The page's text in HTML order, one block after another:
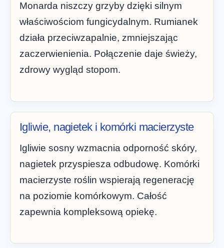
Monarda niszczy grzyby dzięki silnym
właściwościom fungicydalnym. Rumianek
działa przeciwzapalnie, zmniejszając
zaczerwienienia. Połączenie daje świeży,
zdrowy wygląd stopom.
Igliwie, nagietek i komórki macierzyste
Igliwie sosny wzmacnia odporność skóry,
nagietek przyspiesza odbudowę. Komórki
macierzyste roślin wspierają regenerację
na poziomie komórkowym. Całość
zapewnia kompleksową opiekę.